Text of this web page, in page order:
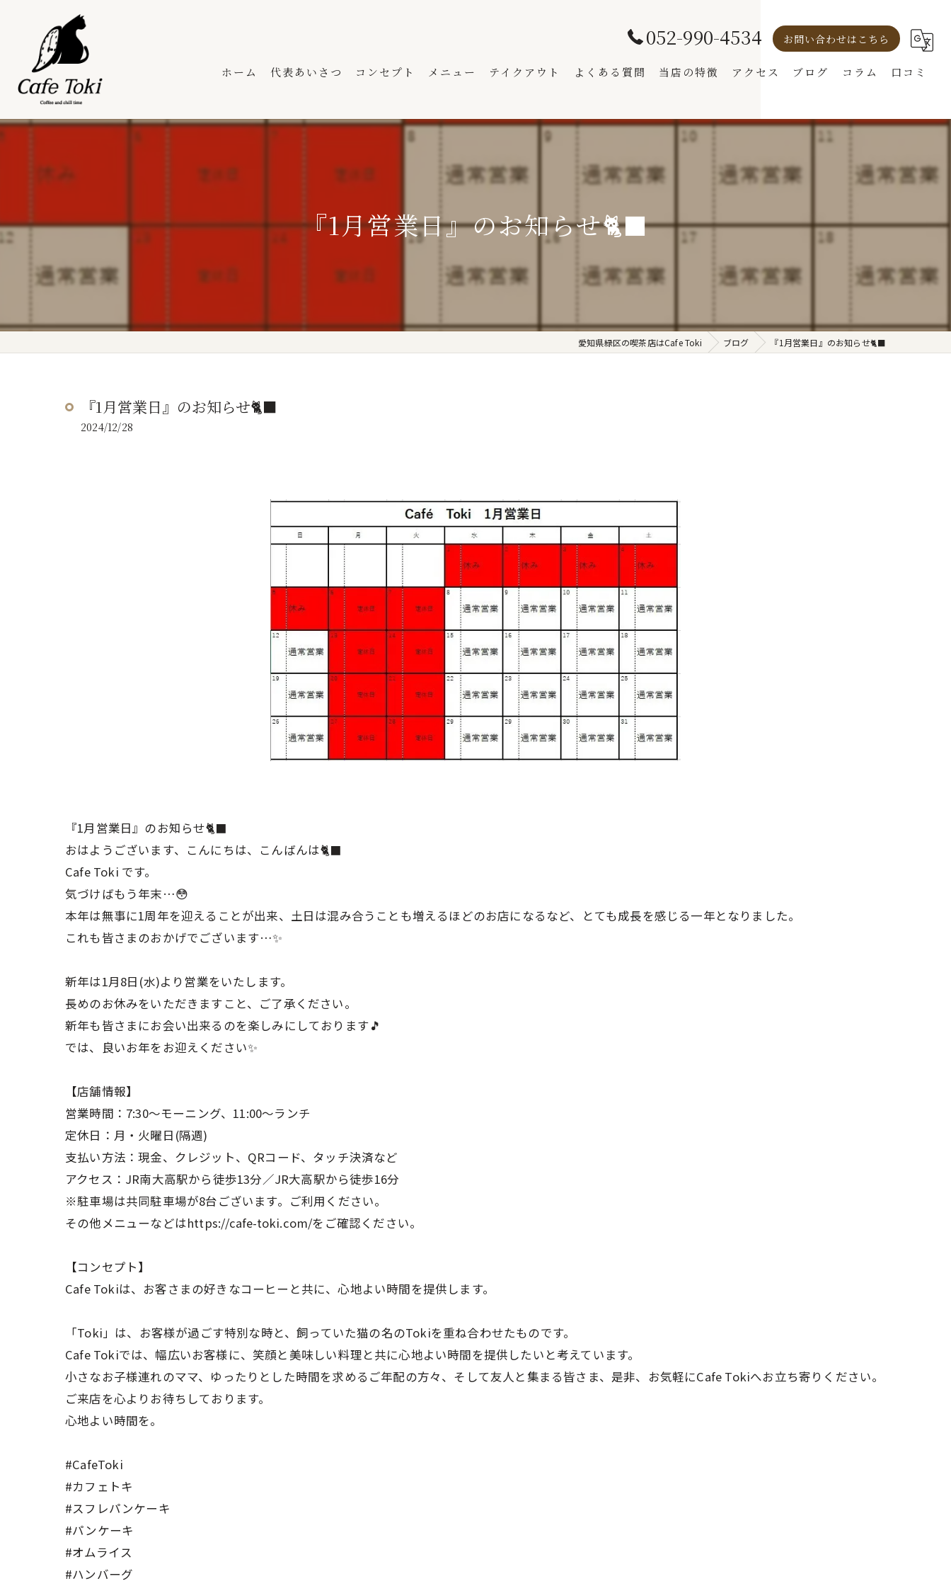
052-990-4534 お問い合わせはこちら
ホーム 代表あいさつ コンセプト メニュー テイクアウト よくある質問 当店の特徴
モーニング
アクセス ブログ コラム 口コミ
『1月営業日』のお知らせ🐈‍⬛
愛知県緑区の喫茶店はCafe Toki ブログ 『1月営業日』のお知らせ🐈‍⬛
『1月営業日』のお知らせ🐈‍⬛
2024/12/28
『1月営業日』のお知らせ🐈‍⬛
おはようございます、こんにちは、こんばんは🐈‍⬛
Cafe Toki です。
気づけばもう年末…😳
本年は無事に1周年を迎えることが出来、土日は混み合うことも増えるほどのお店になるなど、とても成長を感じる一年となりました。
これも皆さまのおかげでございます…✨
新年は1月8日(水)より営業をいたします。
長めのお休みをいただきますこと、ご了承ください。
新年も皆さまにお会い出来るのを楽しみにしております🎵
では、良いお年をお迎えください✨
【店舗情報】
営業時間：7:30～モーニング、11:00～ランチ
定休日：月・火曜日(隔週)
支払い方法：現金、クレジット、QRコード、タッチ決済など
アクセス：JR南大高駅から徒歩13分／JR大高駅から徒歩16分
※駐車場は共同駐車場が8台ございます。ご利用ください。
その他メニューなどはhttps://cafe-toki.com/をご確認ください。
【コンセプト】
Cafe Tokiは、お客さまの好きなコーヒーと共に、心地よい時間を提供します。
「Toki」は、お客様が過ごす特別な時と、飼っていた猫の名のTokiを重ね合わせたものです。
Cafe Tokiでは、幅広いお客様に、笑顔と美味しい料理と共に心地よい時間を提供したいと考えています。
小さなお子様連れのママ、ゆったりとした時間を求めるご年配の方々、そして友人と集まる皆さま、是非、お気軽にCafe Tokiへお立ち寄りください。
ご来店を心よりお待ちしております。
心地よい時間を。
#CafeToki
#カフェトキ
#スフレパンケーキ
#パンケーキ
#オムライス
#ハンバーグ